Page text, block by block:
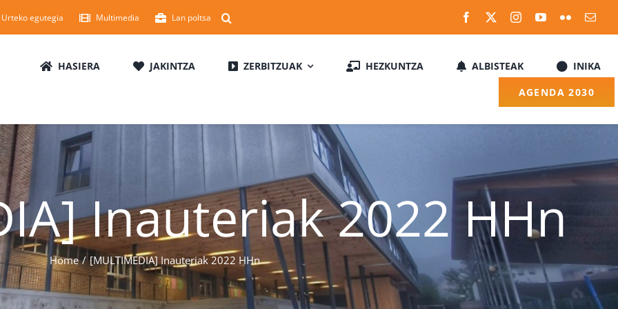
Urteko egutegia Multimedia Lan poltsa
HASIERA JAKINTZA ZERBITZUAK HEZKUNTZA ALBISTEAK
INIKA
AGENDA 2030
Inauteriak 2022 HHn
Home [MULTIMEDIA] Inauteriak 2022 HHn